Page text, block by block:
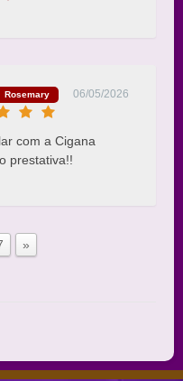
Rosemary
06/05/2026
com a Cigana
prestativa!!
»